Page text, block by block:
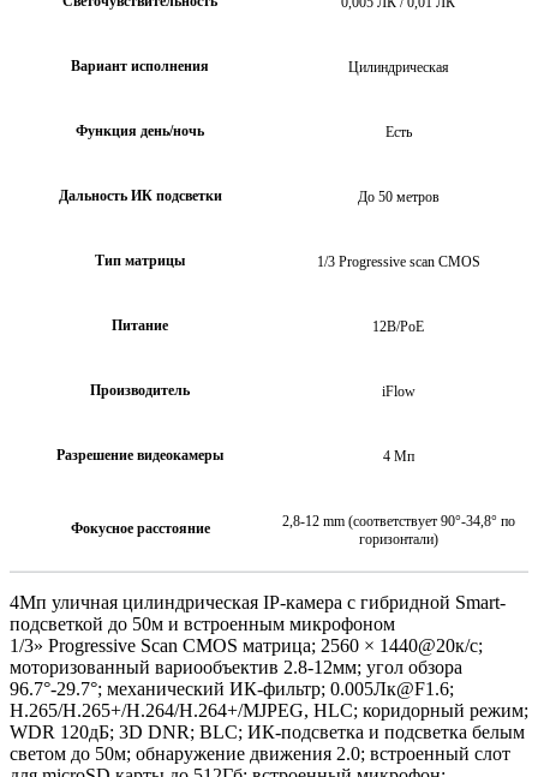
Вариант исполнения Цилиндрическая
Функция день/ночь Есть
Дальность ИК подсветки До 50 метров
Тип матрицы 1/3 Progressive scan CMOS
Питание 12В/PoE
Производитель iFlow
Разрешение видеокамеры 4 Мп
Фокусное расстояние
2,8-12 mm (соответствует 90°-34,8° по
горизонтали)
4Мп уличная цилиндрическая IP-камера с гибридной Smart-
подсветкой до 50м и встроенным микрофоном
1/3» Progressive Scan CMOS матрица; 2560 × 1440@20к/с;
моторизованный вариообъектив 2.8-12мм; угол обзора
96.7°-29.7°; механический ИК-фильтр; 0.005Лк@F1.6;
H.265/H.265+/H.264/H.264+/MJPEG, HLC; коридорный режим;
WDR 120дБ; 3D DNR; BLC; ИК-подсветка и подсветка белым
светом до 50м; обнаружение движения 2.0; встроенный слот